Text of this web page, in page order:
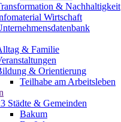
& Nachhaltigkeit
Wirtschaft
& Familie
& Orientierung
Teilhabe am Arbeitsleben
Städte & Gemeinden
Bakum